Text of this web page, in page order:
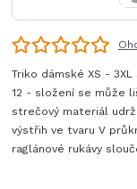
Triko dámské XS -
12 - složení se může
strečový materiál
výstřih ve tvaru V
raglánové rukávy